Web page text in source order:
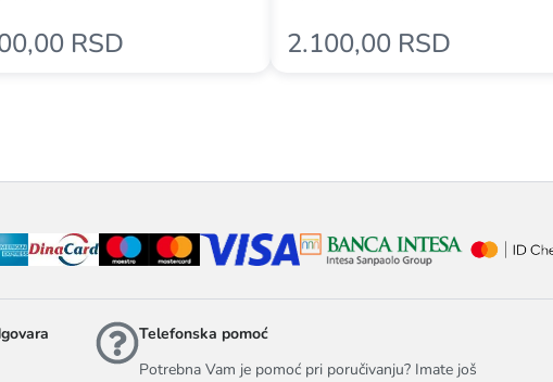
RSD 2.100,00 RSD
Telefonska pomoć
Potrebna Vam je pomoć pri poručivanju? Imate još